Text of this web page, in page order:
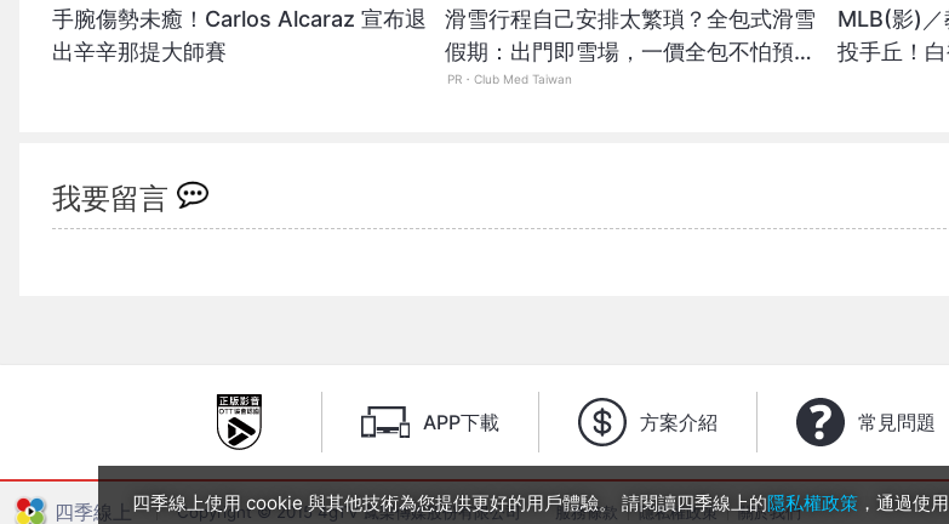
手腕傷勢未癒！Carlos Alcaraz 宣布退
出辛辛那提大師賽
滑雪行程自己安排太繁瑣？全包式滑雪
假期：出門即雪場，一價全包不怕預算
爆表！
PR・Club Med Taiwan
MLB(影)／
投手丘！
我要留言
APP下載 方案介紹 常見問題
四季線上 Copyright © 2015 4gTV 鳳梨傳媒股份有限公司 服務條款 隱私權政策 關於我們
四季線上使用 cookie 與其他技術為您提供更好的用戶體驗。 請閱讀四季線上的隱私權政策，通過使